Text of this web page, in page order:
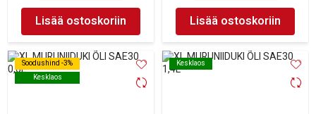
Lisää ostoskoriin Lisää ostoskoriin
Soodushind -3%
Kesklaos
Soodushind -3%
Kesklaos
Kesklaos
Kesklaos